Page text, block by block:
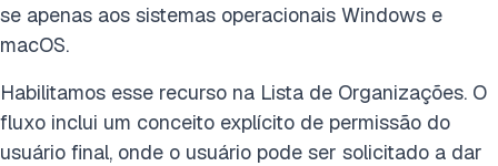
se apenas aos sistemas operacionais Windows e
macOS.
Habilitamos esse recurso na Lista de Organizações. O
fluxo inclui um conceito explícito de permissão do
usuário final, onde o usuário pode ser solicitado a dar